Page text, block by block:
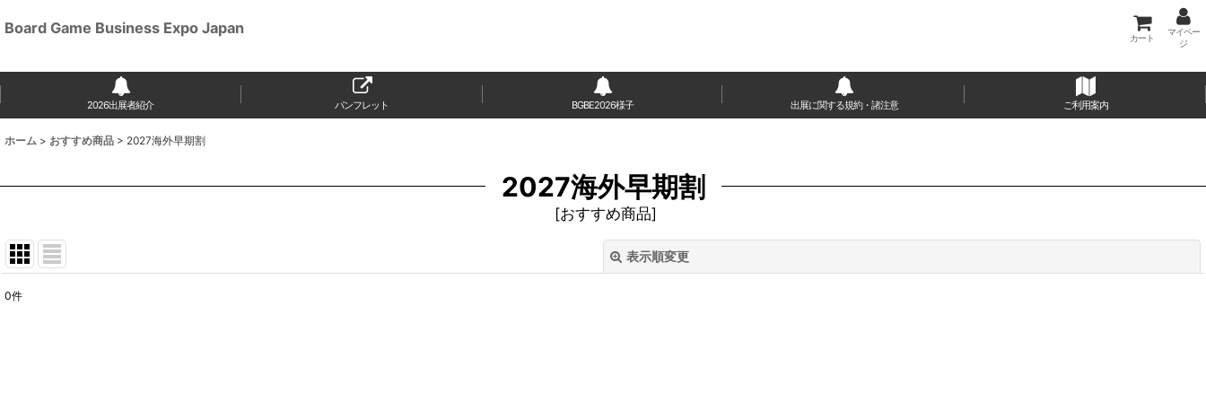
Board Game Business Expo Japan
カート
マイペー
ジ
2026出展者紹介 パンフレット BGBE2026様子 出展に関する規約・諸注意 ご利用案内
ホーム > おすすめ商品 > 2027海外早期割
2027海外早期割
[おすすめ商品]
表示順変更
0件